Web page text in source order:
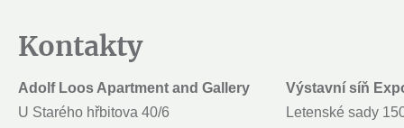
Kontakty
Adolf Loos Apartment and Gallery
U Starého hřbitova 40/6
Výstavní síň
Letenské sady